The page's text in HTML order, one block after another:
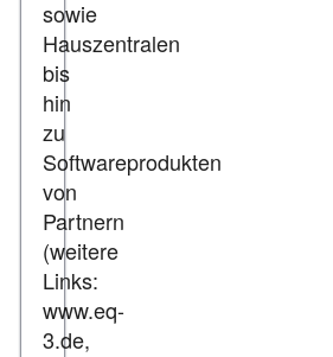
sowie
Hauszentralen
bis
hin
zu
Softwareprodukten
von
Partnern
(weitere
Links:
www.eq-
3.de,